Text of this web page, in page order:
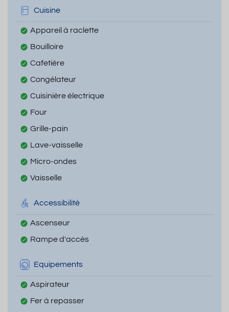
Cuisine
Appareil à raclette
Bouilloire
Cafetière
Congélateur
Cuisinière électrique
Four
Grille-pain
Lave-vaisselle
Micro-ondes
Vaisselle
Accessibilité
Ascenseur
Rampe d'accès
Equipements
Aspirateur
Fer à repasser